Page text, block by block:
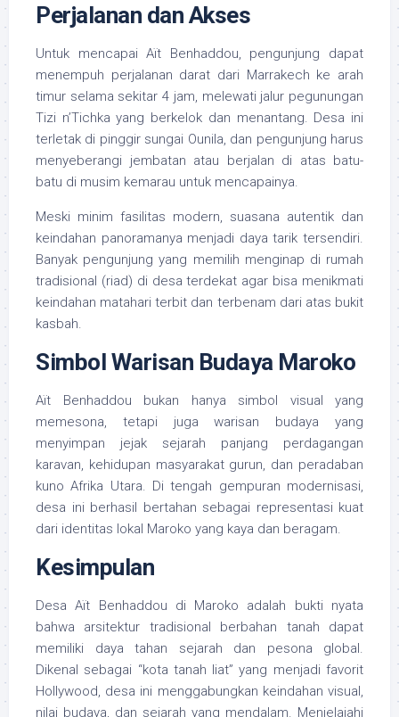
Perjalanan dan Akses
Untuk mencapai Aït Benhaddou, pengunjung dapat
menempuh perjalanan darat dari Marrakech ke arah
timur selama sekitar 4 jam, melewati jalur pegunungan
Tizi n’Tichka yang berkelok dan menantang. Desa ini
terletak di pinggir sungai Ounila, dan pengunjung harus
menyeberangi jembatan atau berjalan di atas batu-
batu di musim kemarau untuk mencapainya.
Meski minim fasilitas modern, suasana autentik dan
keindahan panoramanya menjadi daya tarik tersendiri.
Banyak pengunjung yang memilih menginap di rumah
tradisional (riad) di desa terdekat agar bisa menikmati
keindahan matahari terbit dan terbenam dari atas bukit
kasbah.
Simbol Warisan Budaya Maroko
Aït Benhaddou bukan hanya simbol visual yang
memesona, tetapi juga warisan budaya yang
menyimpan jejak sejarah panjang perdagangan
karavan, kehidupan masyarakat gurun, dan peradaban
kuno Afrika Utara. Di tengah gempuran modernisasi,
desa ini berhasil bertahan sebagai representasi kuat
dari identitas lokal Maroko yang kaya dan beragam.
Kesimpulan
Desa Aït Benhaddou di Maroko adalah bukti nyata
bahwa arsitektur tradisional berbahan tanah dapat
memiliki daya tahan sejarah dan pesona global.
Dikenal sebagai “kota tanah liat” yang menjadi favorit
Hollywood, desa ini menggabungkan keindahan visual,
nilai budaya, dan sejarah yang mendalam. Menjelajahi